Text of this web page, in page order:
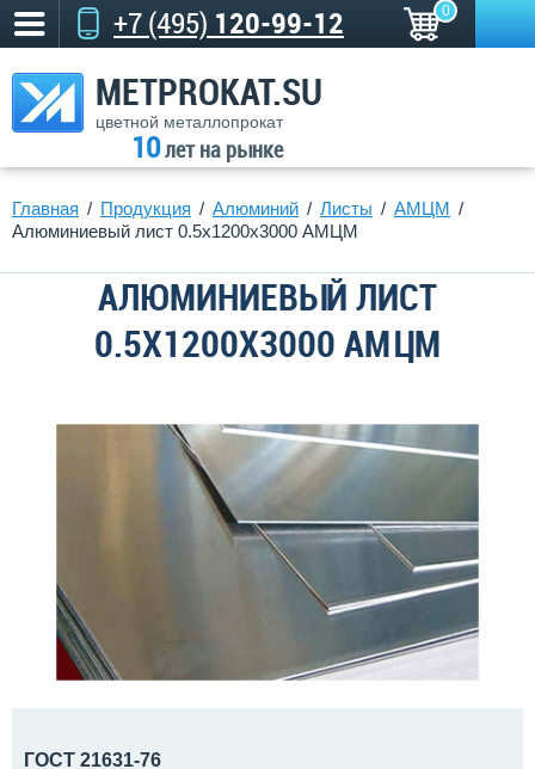
+7 (495) 120-99-12 0
METPROKAT.SU
цветной металлопрокат
10лет на рынке
Главная Продукция Алюминий Листы
АМЦМ
Алюминиевый лист 0.5х1200х3000 АМЦМ
АЛЮМИНИЕВЫЙ ЛИСТ
0.5Х1200Х3000 АМЦМ
ГОСТ 21631-76